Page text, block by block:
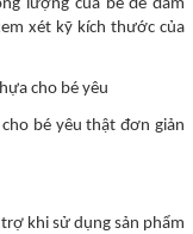
lượng của bé để đảm
xét kỹ kích thước của
cho bé yêu
bé yêu thật đơn giản
khi sử dụng sản phẩm